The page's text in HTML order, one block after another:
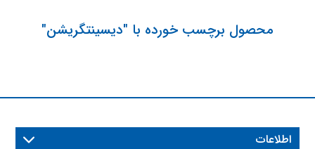
محصول برچسب خورده با "دیسینتگریشن"
اطلاعات
کارشناس علوم کامپیوتر و مدیر پروژه های